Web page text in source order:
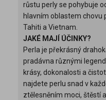
růstu perly se pohybuje
hlavním oblastem chovu
Tahiti a Vietnam.
JAKÉ MAJÍ ÚČINKY?
Perla je překrásný
pradávna různými
krásy, dokonalosti a
najdete perlu snad v
ztělesněním moci, štěstí